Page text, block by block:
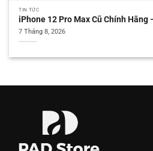
TIN TỨC
iPhone 12 Pro Max Cũ Chính Hãng
7 Tháng 8, 2026